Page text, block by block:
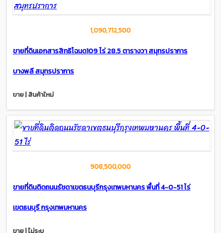
1,090,712,500
ขายที่ดินเอกสารสิทธิโฉนด109 ไร่ 28.5 ตารางวา สมุทรปราการ
บางพลี สมุทรปราการ
ขาย | สินค้าใหม่
908,500,000
ขายที่ดินติดถนนรัชดาเขตธนบุรีกรุงเทพมหานคร พื้นที่ 4-0-51 ไร่
เขตธนบุรี กรุงเทพมหานคร
ขาย | ไม่ระบุ